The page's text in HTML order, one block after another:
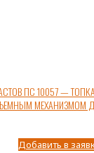
АСТОВ ПС 10057 —
МЕХАНИЗМОМ
Добавить в